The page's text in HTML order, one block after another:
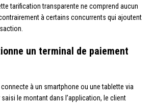
tarification transparente ne comprend aucun
à certains concurrents qui ajoutent
un terminal de paiement
connecte à un smartphone ou une tablette via
le montant dans l’application, le client